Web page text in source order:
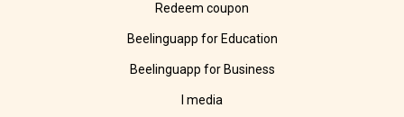
Redeem coupon
Beelinguapp for Education
Beelinguapp for Business
I media